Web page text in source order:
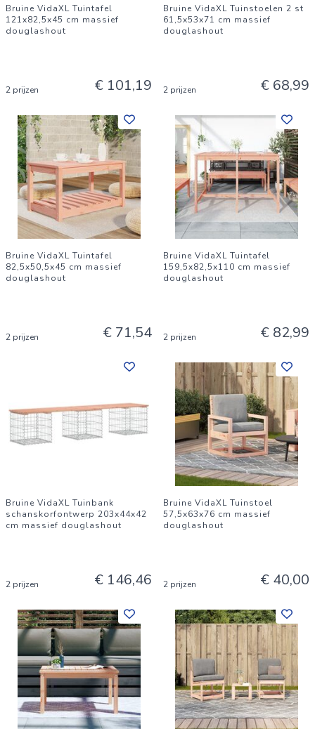
Bruine VidaXL Tuintafel
121x82,5x45 cm massief
douglashout
2 prijzen € 101,19
Bruine VidaXL Tuinstoelen 2 st
61,5x53x71 cm massief
douglashout
2 prijzen € 68,99
Bruine VidaXL Tuintafel
82,5x50,5x45 cm massief
douglashout
2 prijzen € 71,54
Bruine VidaXL Tuintafel
159,5x82,5x110 cm massief
douglashout
2 prijzen € 82,99
Bruine VidaXL Tuinbank
schanskorfontwerp 203x44x42
cm massief douglashout
2 prijzen € 146,46
Bruine VidaXL Tuinstoel
57,5x63x76 cm massief
douglashout
2 prijzen € 40,00